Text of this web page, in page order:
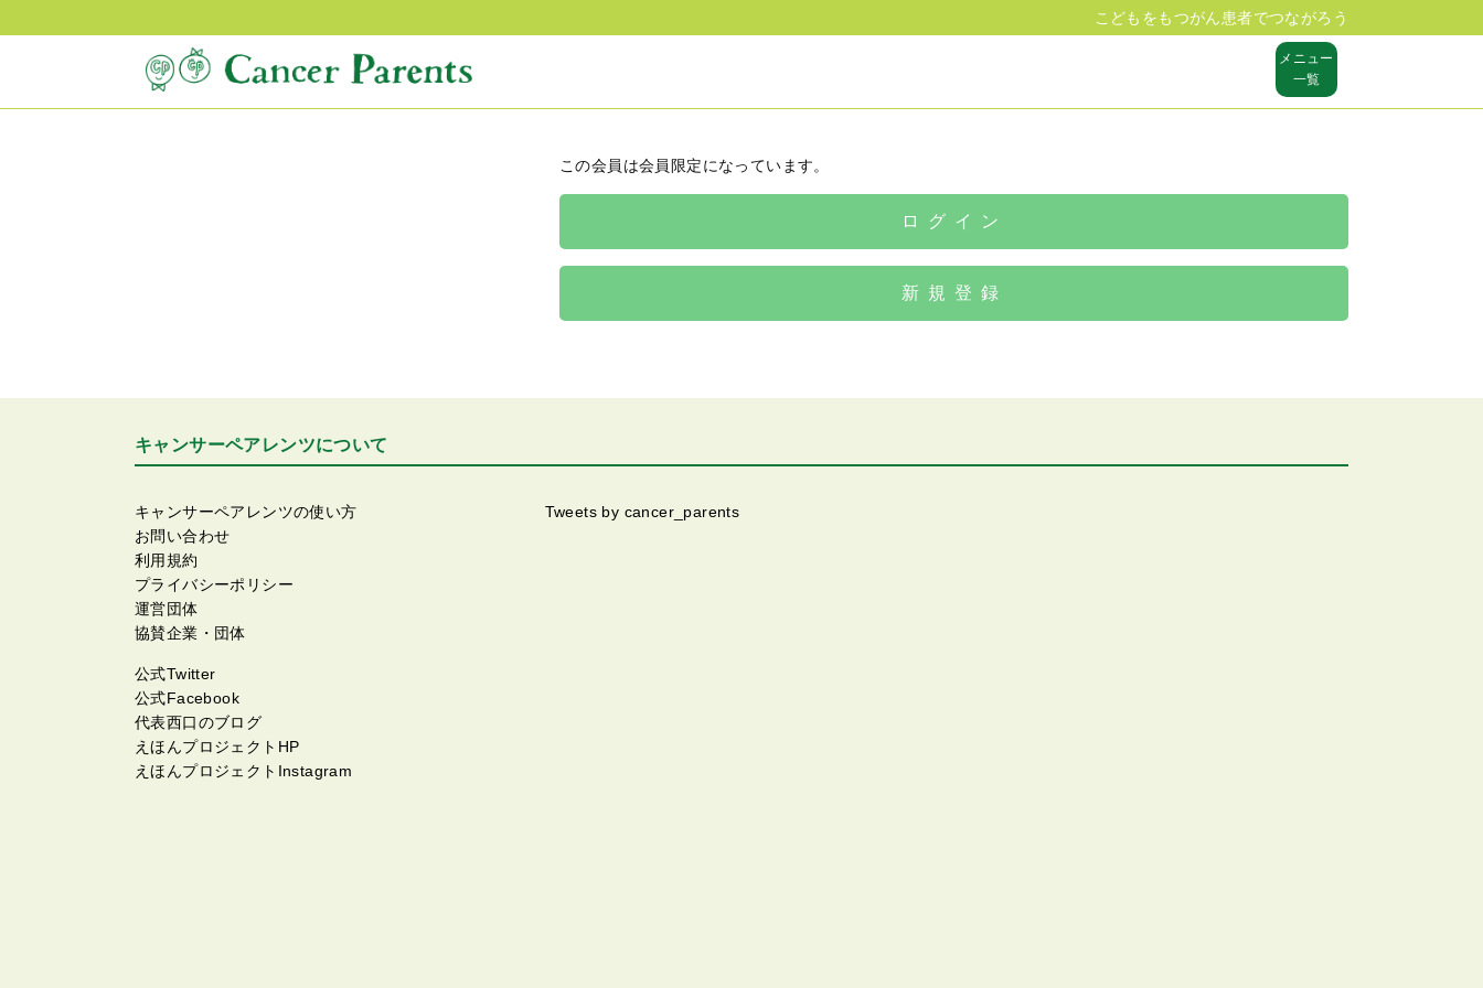
こどもをもつがん患者でつながろう
メニュー
一覧
この会員は会員限定になっています。
ログイン
新規登録
キャンサーペアレンツについて
キャンサーペアレンツの使い方
お問い合わせ
利用規約
プライバシーポリシー
運営団体
協賛企業・団体
公式Twitter
公式Facebook
代表西口のブログ
えほんプロジェクトHP
えほんプロジェクトInstagram
Tweets by cancer_parents